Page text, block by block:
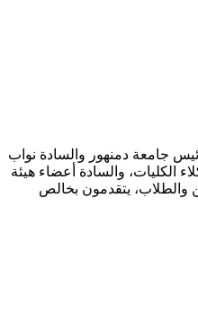
الأستاذ الدكتور / إلهامي ترابيس - رئيس جامعة دمنهور والسادة نواب
رئيس الجامعة، والسادة عمداء ووكلاء الكليات، والسادة أعضاء هيئة
التدريس والهيئة المعاونة، والعاملين والطلاب، يتقدمون بخالص